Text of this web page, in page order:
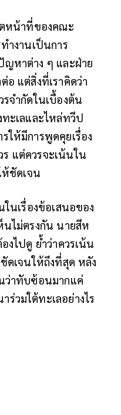
หน้าที่ของคณะ
างานเป็นการ
หาต่าง ๆ และฝ่าย
แต่สิ่งที่เราคิดว่า
จํากัดในเบื้องต้น
ะเลและไหล่ทวีป
ให้มีการพูดคุยเรื่อง
แต่ควรจะเน้นใน
ห้ชัดเจน
นเรื่องข้อเสนอของ
นไม่ตรงกัน นายสีห
งไปดู ย้ําว่าควรเน้น
ดเจนให้ถึงที่สุด หลัง
ว่าทับซ้อนมากแค่
วมใต้ทะเลอย่างไร